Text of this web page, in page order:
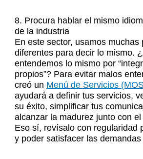
8. Procura hablar el mismo
de la industria
En este sector, usamos muchas
diferentes para decir lo mismo.
entendemos lo mismo por
propios”? Para evitar malos
creó un Menú de Servicios
ayudará a definir tus servicios,
su éxito, simplificar tus
alcanzar la madurez junto con
Eso sí, revísalo con regularidad
y poder satisfacer las